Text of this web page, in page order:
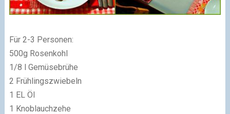
Für 2-3 Personen:
500g Rosenkohl
1/8 l Gemüsebrühe
2 Frühlingszwiebeln
1 EL Öl
1 Knoblauchzehe